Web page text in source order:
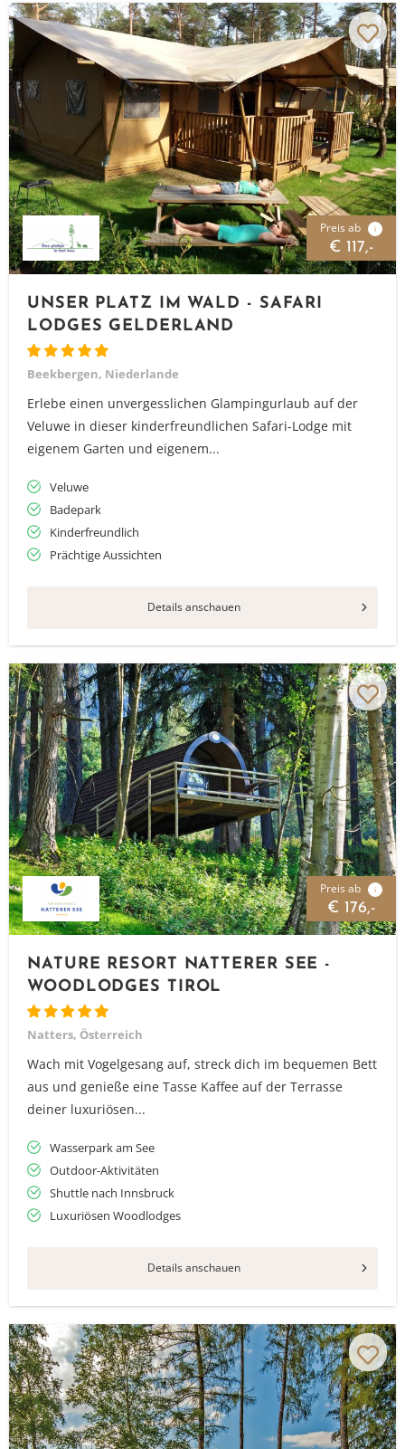
Preis ab i
€ 117,-
UNSER PLATZ IM WALD - SAFARI
LODGES GELDERLAND
Beekbergen, Niederlande
Erlebe einen unvergesslichen Glampingurlaub auf der
Veluwe in dieser kinderfreundlichen Safari-Lodge mit
eigenem Garten und eigenem...
Veluwe
Badepark
Kinderfreundlich
Prächtige Aussichten
Details anschauen
Preis ab i
€ 176,-
NATURE RESORT NATTERER SEE -
WOODLODGES TIROL
Natters, Österreich
Wach mit Vogelgesang auf, streck dich im bequemen Bett
aus und genieße eine Tasse Kaffee auf der Terrasse
deiner luxuriösen...
Wasserpark am See
Outdoor-Aktivitäten
Shuttle nach Innsbruck
Luxuriösen Woodlodges
Details anschauen